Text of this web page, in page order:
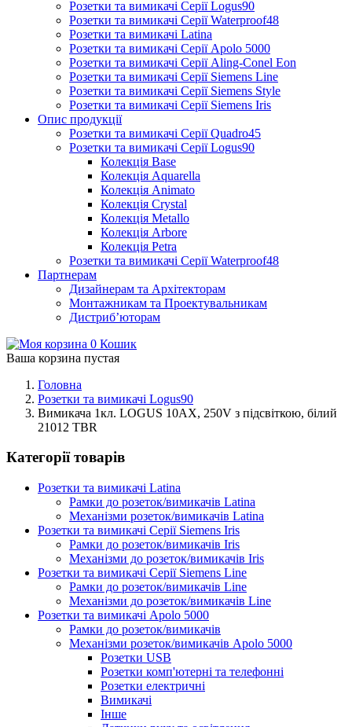
Розетки та вимикачі Серії Logus90
Розетки та вимикачі Серії Waterproof48
Розетки та вимикачі Latina
Розетки та вимикачі Серії Apolo 5000
Розетки та вимикачі Серії Aling-Conel Eon
Розетки та вимикачі Серії Siemens Line
Розетки та вимикачі Серії Siemens Style
Розетки та вимикачі Серії Siemens Iris
Опис продукції
Розетки та вимикачі Серії Quadro45
Розетки та вимикачі Серії Logus90
Колекція Base
Колекція Aquarella
Колекція Animato
Колекція Crystal
Колекція Metallo
Колекція Arbore
Колекція Petra
Розетки та вимикачі Серії Waterproof48
Партнерам
Дизайнерам та Архітекторам
Монтажникам та Проектувальникам
Дистриб’юторам
0 Кошик
Ваша корзина пустая
Головна
Розетки та вимикачі Logus90
Вимикача 1кл. LOGUS 10АХ, 250V з підсвіткою, білий
21012 TBR
Категорії товарів
Розетки та вимикачі Latina
Рамки до розеток/вимикачів Latina
Механізми розеток/вимикачів Latina
Розетки та вимикачі Серії Siemens Iris
Рамки до розеток/вимикачів Iris
Механізми до розеток/вимикачів Iris
Розетки та вимикачі Серії Siemens Line
Рамки до розеток/вимикачів Line
Механізми до розеток/вимикачів Line
Розетки та вимикачі Apolo 5000
Рамки до розеток/вимикачів
Механізми розеток/вимикачів Apolo 5000
Розетки USB
Розетки комп'ютерні та телефонні
Розетки електричні
Вимикачі
Інше